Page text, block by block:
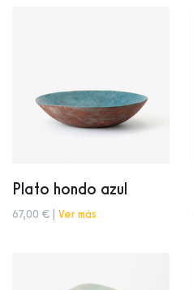
Plato hondo azul
67,00 € | Ver más